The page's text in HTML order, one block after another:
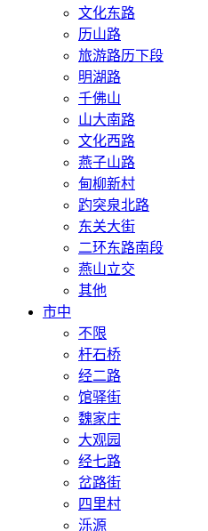
文化东路
历山路
旅游路历下段
明湖路
千佛山
山大南路
文化西路
燕子山路
甸柳新村
趵突泉北路
东关大街
二环东路南段
燕山立交
其他
市中
不限
杆石桥
经二路
馆驿街
魏家庄
大观园
经七路
岔路街
四里村
泺源